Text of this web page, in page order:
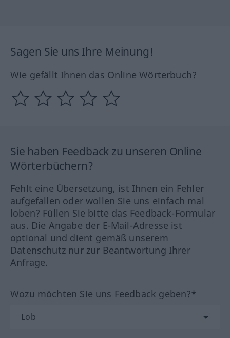
Sagen Sie uns Ihre Meinung!
Wie gefällt Ihnen das Online Wörterbuch?
Sie haben Feedback zu unseren Online
Wörterbüchern?
Fehlt eine Übersetzung, ist Ihnen ein Fehler
aufgefallen oder wollen Sie uns einfach mal
loben? Füllen Sie bitte das Feedback-Formular
aus. Die Angabe der E-Mail-Adresse ist
optional und dient gemäß unserem
Datenschutz nur zur Beantwortung Ihrer
Anfrage.
Wozu möchten Sie uns Feedback geben?*